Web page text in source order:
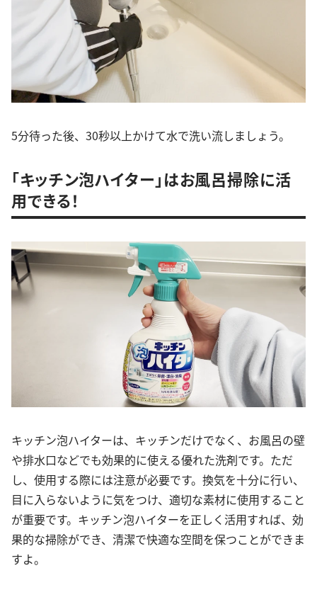
5分待った後、30秒以上かけて水で洗い流しましょう。
「キッチン泡ハイター」はお風呂掃除に活
用できる！
キッチン泡ハイターは、キッチンだけでなく、お風呂の壁
や排水口などでも効果的に使える優れた洗剤です。ただ
し、使用する際には注意が必要です。換気を十分に行い、
目に入らないように気をつけ、適切な素材に使用すること
が重要です。キッチン泡ハイターを正しく活用すれば、効
果的な掃除ができ、清潔で快適な空間を保つことができま
すよ。